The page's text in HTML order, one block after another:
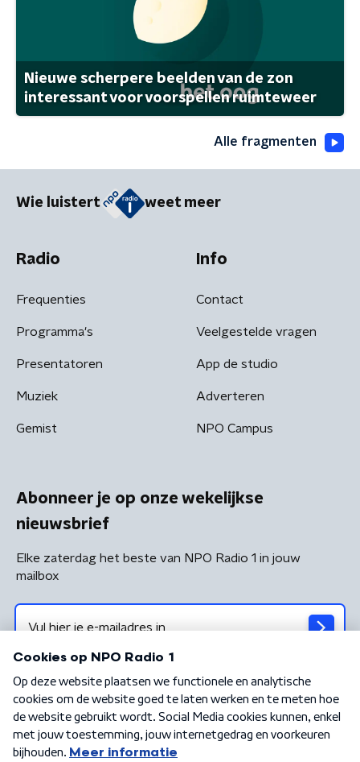
Nieuwe scherpere beelden van de zon
interessant voor voorspellen ruimteweer
Alle fragmenten
Wie luistert weet meer
Radio
Frequenties
Programma's
Presentatoren
Muziek
Gemist
Info
Contact
Veelgestelde vragen
App de studio
Adverteren
NPO Campus
Abonneer je op onze wekelijkse
nieuwsbrief
Elke zaterdag het beste van NPO Radio 1 in jouw
mailbox
Algemene voorwaarden